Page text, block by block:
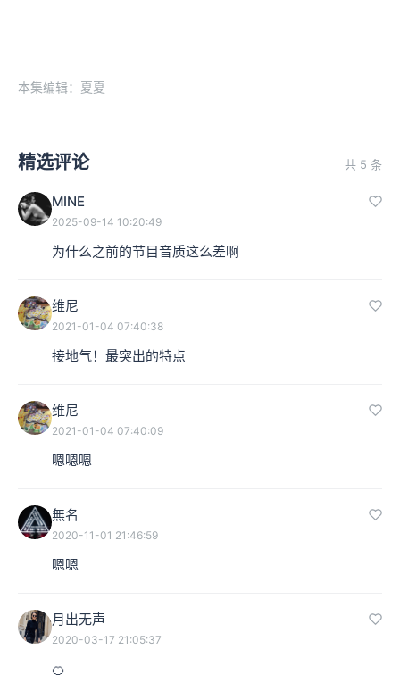
本集编辑：夏夏
精选评论 共 5 条
MINE
2025-09-14 10:20:49
为什么之前的节目音质这么差啊
维尼
2021-01-04 07:40:38
接地气！最突出的特点
维尼
2021-01-04 07:40:09
嗯嗯嗯
無名
2020-11-01 21:46:59
嗯嗯
月出无声
2020-03-17 21:05:37
🍊